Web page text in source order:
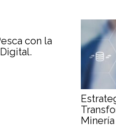
con la
Minería